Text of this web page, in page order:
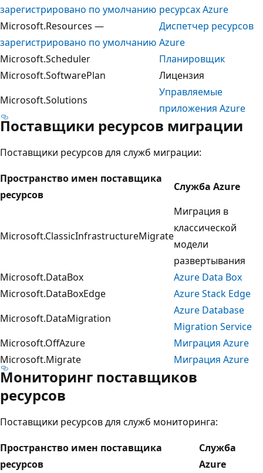
зарегистрировано по умолчанию ресурсах Azure
Microsoft.Resources —
зарегистрировано по умолчанию
Диспетчер ресурсов
Azure
Microsoft.Scheduler
Планировщик
Microsoft.SoftwarePlan
Лицензия
Microsoft.Solutions
Управляемые
приложения Azure
Поставщики ресурсов миграции
Поставщики ресурсов для служб миграции:
Пространство имен поставщика
ресурсов
Служба Azure
Microsoft.ClassicInfrastructureMigrate
Миграция в
классической
модели
развертывания
Microsoft.DataBox
Azure Data Box
Microsoft.DataBoxEdge
Azure Stack Edge
Microsoft.DataMigration
Azure Database
Migration Service
Microsoft.OffAzure
Миграция Azure
Microsoft.Migrate
Миграция Azure
Мониторинг поставщиков
ресурсов
Поставщики ресурсов для служб мониторинга:
Пространство имен поставщика
ресурсов
Служба
Azure